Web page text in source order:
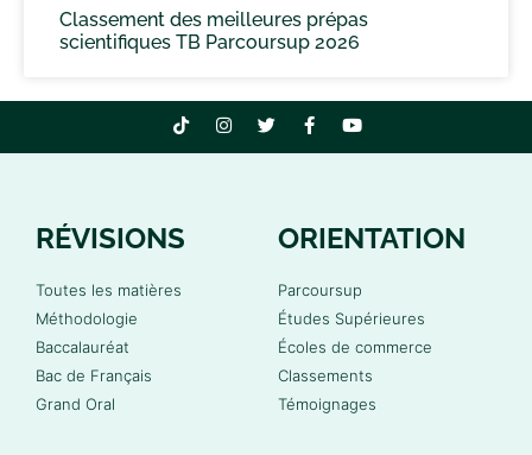
Classement des meilleures prépas
scientifiques TB Parcoursup 2026
RÉVISIONS
Toutes les matières
Méthodologie
Baccalauréat
Bac de Français
Grand Oral
ORIENTATION
Parcoursup
Études Supérieures
Écoles de commerce
Classements
Témoignages